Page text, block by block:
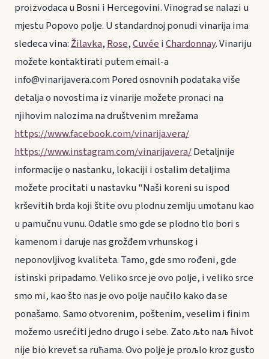
proizvodaca u Bosni i Hercegovini. Vinograd se nalazi u
mjestu Popovo polje. U standardnoj ponudi vinarija ima
sledeca vina:Žilavka,Rose,CuvéeiChardonnay. Vinariju
možete kontaktirati putem email-a
info@vinarijavera.com Pored osnovnih podataka više
detalja o novostima iz vinarije možete pronaci na
njihovim nalozima na društvenim mrežama
https://www.facebook.com/vinarija.vera/
https://www.instagram.com/vinarijavera/Detaljnije
informacije o nastanku, lokaciji i ostalim detaljima
možete procitati u nastavku "Naši koreni su ispod
krševitih brda koji štite ovu plodnu zemlju umotanu kao
u pamučnu vunu. Odatle smo gde se plodno tlo bori s
kamenom i daruje nas grožđem vrhunskog i
neponovljivog kvaliteta. Tamo, gde smo rođeni, gde
istinski pripadamo. Veliko srce je ovo polje, i veliko srce
smo mi, kao što nas je ovo polje naučilo kako da se
ponašamo. Samo otvorenim, poštenim, veselim i finim
možemo usrećiti jedno drugo i sebe. Zato љto naљ ћivot
nije bio krevet sa ruћama. Ovo polje je proљlo kroz gusto